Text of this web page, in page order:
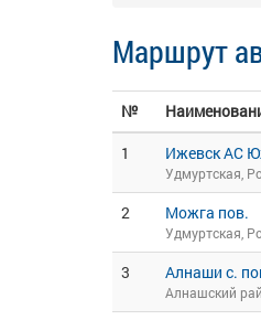
Маршрут
№
1
Ижевск АС
Удмуртская,
2 Можга пов.
Удмуртская,
3 Алнаши с.
Алнашский